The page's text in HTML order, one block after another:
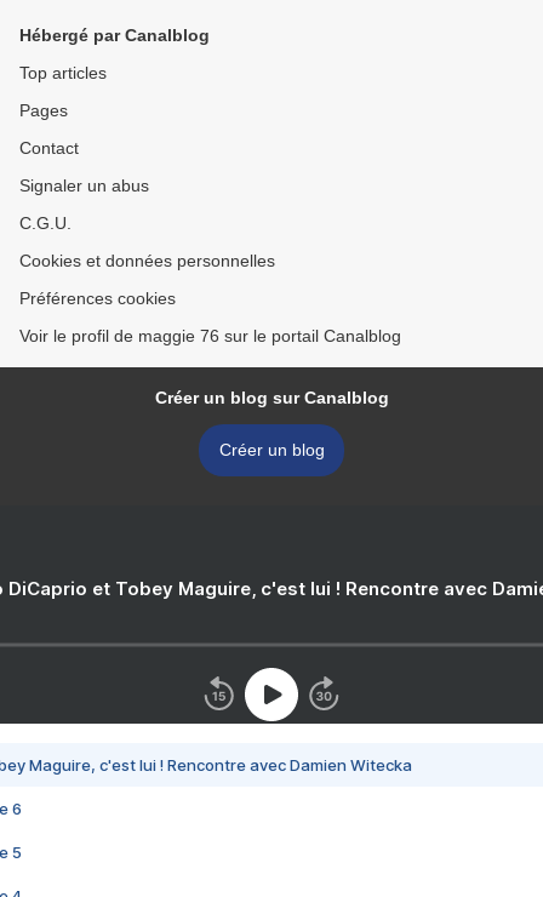
Hébergé par Canalblog
Top articles
Pages
Contact
Signaler un abus
C.G.U.
Cookies et données personnelles
Préférences cookies
Voir le profil de maggie 76 sur le portail Canalblog
Créer un blog sur Canalblog
Créer un blog
DiCaprio et Tobey Maguire, c'est lui ! Rencontre avec
Maguire, c'est lui ! Rencontre avec Damien Witecka
6
5